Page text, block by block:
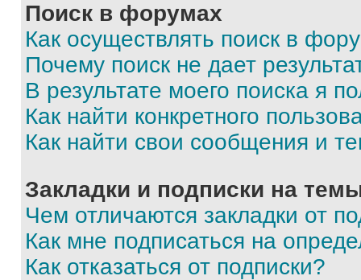
Поиск в форумах
Как осуществлять поиск в
Почему поиск не дает
В результате моего поиска я
Как найти конкретного
Как найти свои сообщения и
Закладки и подписки на
Чем отличаются закладки от
Как мне подписаться на
Как отказаться от подписки?